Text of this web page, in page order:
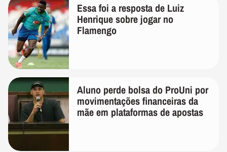
Essa foi a resposta de Luiz
Henrique sobre jogar no
Flamengo
Aluno perde bolsa do ProUni por
movimentações financeiras da
mãe em plataformas de apostas